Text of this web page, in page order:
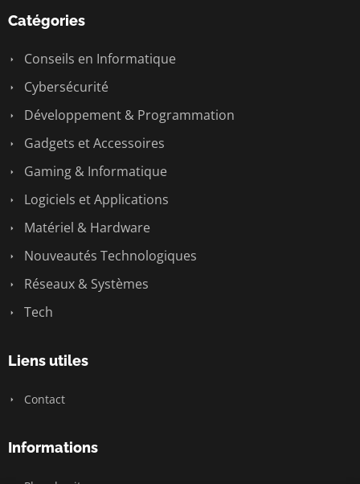
Catégories
Conseils en Informatique
Cybersécurité
Développement & Programmation
Gadgets et Accessoires
Gaming & Informatique
Logiciels et Applications
Matériel & Hardware
Nouveautés Technologiques
Réseaux & Systèmes
Tech
Liens utiles
Contact
Informations